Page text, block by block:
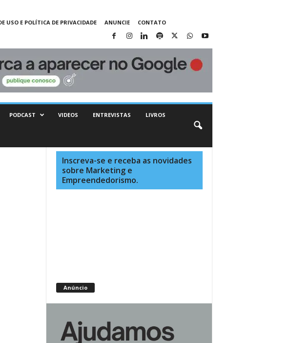
USO E POLÍTICA DE PRIVACIDADE ANUNCIE CONTATO
PODCAST VIDEOS ENTREVISTAS LIVROS
Inscreva-se e receba as novidades
sobre Marketing e
Empreendedorismo.
Anúncio